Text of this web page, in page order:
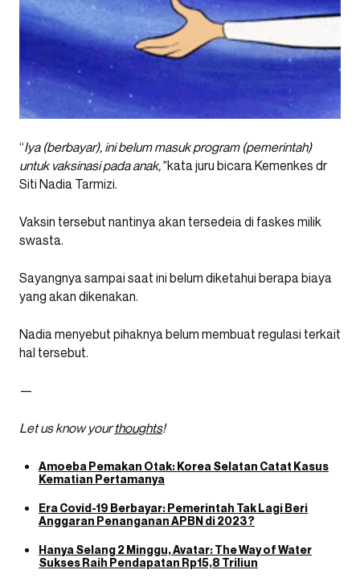
“Iya (berbayar), ini belum masuk program (pemerintah)
untuk vaksinasi pada anak,”kata juru bicara Kemenkes dr
Siti Nadia Tarmizi.
Vaksin tersebut nantinya akan tersedeia di faskes milik
swasta.
Sayangnya sampai saat ini belum diketahui berapa biaya
yang akan dikenakan.
Nadia menyebut pihaknya belum membuat regulasi terkait
hal tersebut.
—
Let us know yourthoughts!
Amoeba Pemakan Otak: Korea Selatan Catat Kasus
Kematian Pertamanya
Era Covid-19 Berbayar: Pemerintah Tak Lagi Beri
Anggaran Penanganan APBN di 2023?
Hanya Selang 2 Minggu, Avatar: The Way of Water
Sukses Raih Pendapatan Rp15,8 Triliun